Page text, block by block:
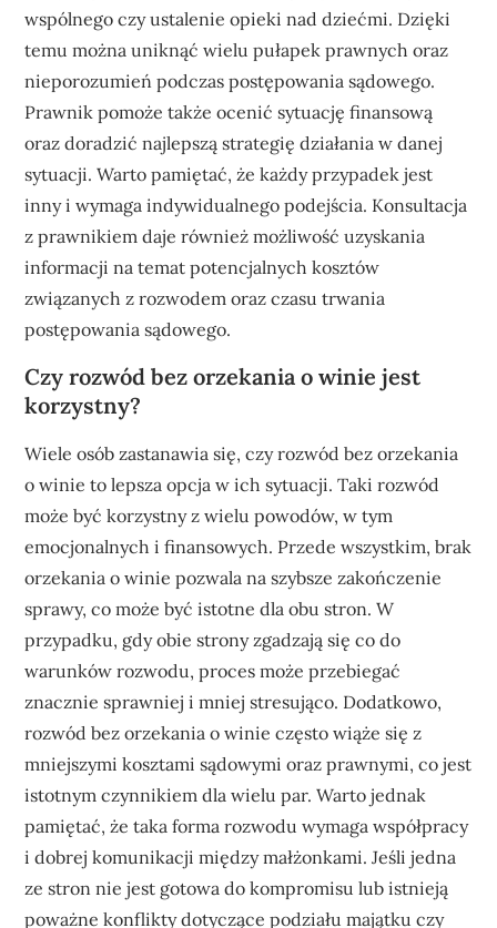
wspólnego czy ustalenie opieki nad dziećmi. Dzięki
temu można uniknąć wielu pułapek prawnych oraz
nieporozumień podczas postępowania sądowego.
Prawnik pomoże także ocenić sytuację finansową
oraz doradzić najlepszą strategię działania w danej
sytuacji. Warto pamiętać, że każdy przypadek jest
inny i wymaga indywidualnego podejścia. Konsultacja
z prawnikiem daje również możliwość uzyskania
informacji na temat potencjalnych kosztów
związanych z rozwodem oraz czasu trwania
postępowania sądowego.
Czy rozwód bez orzekania o winie jest
korzystny?
Wiele osób zastanawia się, czy rozwód bez orzekania
o winie to lepsza opcja w ich sytuacji. Taki rozwód
może być korzystny z wielu powodów, w tym
emocjonalnych i finansowych. Przede wszystkim, brak
orzekania o winie pozwala na szybsze zakończenie
sprawy, co może być istotne dla obu stron. W
przypadku, gdy obie strony zgadzają się co do
warunków rozwodu, proces może przebiegać
znacznie sprawniej i mniej stresująco. Dodatkowo,
rozwód bez orzekania o winie często wiąże się z
mniejszymi kosztami sądowymi oraz prawnymi, co jest
istotnym czynnikiem dla wielu par. Warto jednak
pamiętać, że taka forma rozwodu wymaga współpracy
i dobrej komunikacji między małżonkami. Jeśli jedna
ze stron nie jest gotowa do kompromisu lub istnieją
poważne konflikty dotyczące podziału majątku czy